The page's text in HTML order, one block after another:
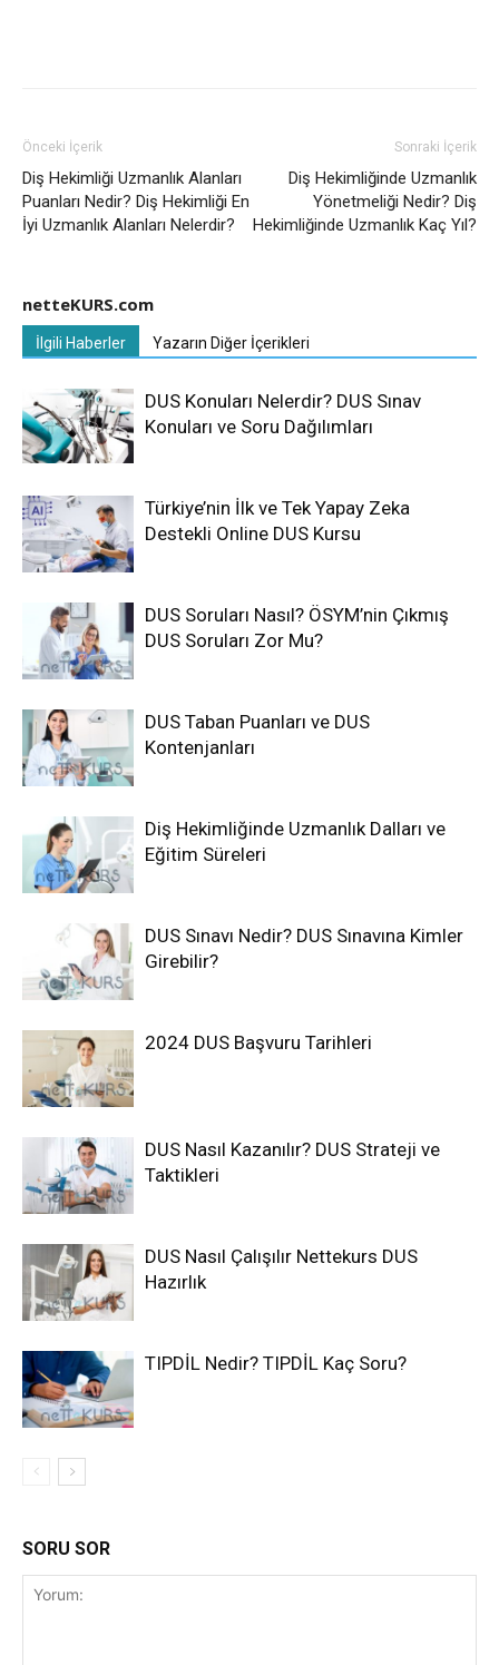
Önceki İçerik
Diş Hekimliği Uzmanlık Alanları
Puanları Nedir? Diş Hekimliği En
İyi Uzmanlık Alanları Nelerdir?
Sonraki İçerik
Diş Hekimliğinde Uzmanlık
Yönetmeliği Nedir? Diş
Hekimliğinde Uzmanlık Kaç Yıl?
netteKURS.com
İlgili Haberler Yazarın Diğer İçerikleri
DUS Konuları Nelerdir? DUS Sınav
Konuları ve Soru Dağılımları
Türkiye’nin İlk ve Tek Yapay Zeka
Destekli Online DUS Kursu
DUS Soruları Nasıl? ÖSYM’nin Çıkmış
DUS Soruları Zor Mu?
DUS Taban Puanları ve DUS
Kontenjanları
Diş Hekimliğinde Uzmanlık Dalları ve
Eğitim Süreleri
DUS Sınavı Nedir? DUS Sınavına Kimler
Girebilir?
2024 DUS Başvuru Tarihleri
DUS Nasıl Kazanılır? DUS Strateji ve
Taktikleri
DUS Nasıl Çalışılır Nettekurs DUS
Hazırlık
TIPDİL Nedir? TIPDİL Kaç Soru?
SORU SOR